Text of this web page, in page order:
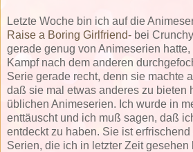
Letzte Woche bin ich auf die
Raise a Boring Girlfriend- bei
gerade genug von Animeserien
Kampf nach dem anderen
Serie gerade recht, denn sie machte
daß sie mal etwas anderes zu bieten
üblichen Animeserien. Ich wurde in
enttäuscht und ich muß sagen, daß
entdeckt zu haben. Sie ist
Serien, die ich in letzter Zeit